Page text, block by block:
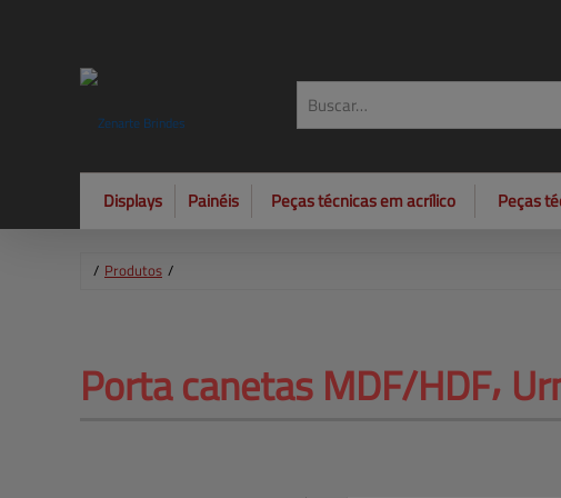
Displays Painéis Peças técnicas em acrílico Peças
/ Produtos /
Porta canetas MDF/HDF⸴